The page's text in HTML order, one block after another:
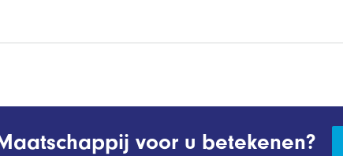
voor u betekenen?